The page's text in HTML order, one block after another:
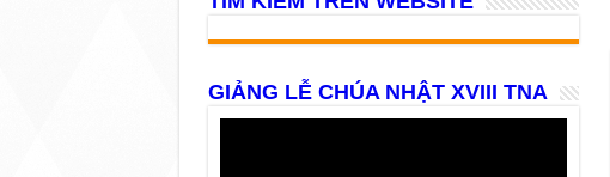
GIẢNG LỄ CHÚA NHẬT XVIII TNA